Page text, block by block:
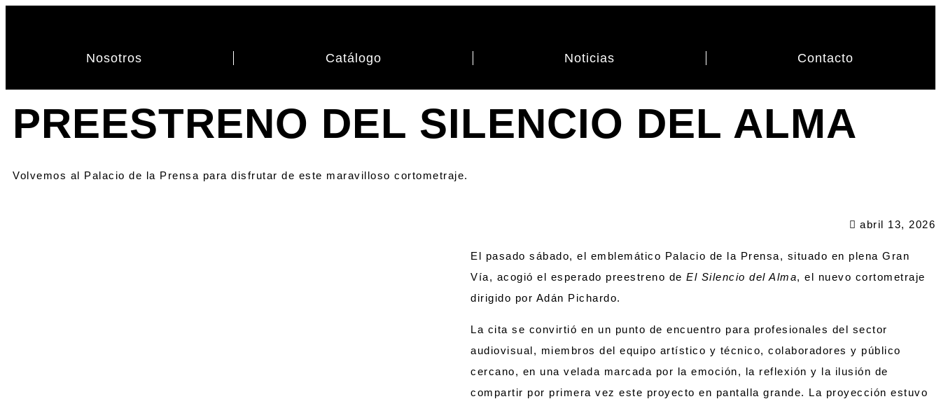
Nosotros Catálogo Noticias Contacto
PREESTRENO DEL SILENCIO DEL ALMA
Volvemos al Palacio de la Prensa para disfrutar de este maravilloso cortometraje.
abril 13, 2026
El pasado sábado, el emblemático Palacio de la Prensa, situado en plena Gran
Vía, acogió el esperado preestreno de El Silencio del Alma, el nuevo cortometraje
dirigido por Adán Pichardo.
La cita se convirtió en un punto de encuentro para profesionales del sector
audiovisual, miembros del equipo artístico y técnico, colaboradores y público
cercano, en una velada marcada por la emoción, la reflexión y la ilusión de
compartir por primera vez este proyecto en pantalla grande. La proyección estuvo